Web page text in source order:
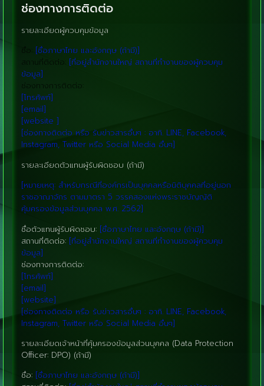
ช่องทางการติดต่อ
รายละเอียดผู้ควบคุมข้อมูล
ชื่อ: [ชื่อภาษาไทย และอังกฤษ (ถ้ามี)]
สถานที่ติดต่อ: [ที่อยู่สำนักงานใหญ่ สถานที่ทำงานของผู้ควบคุม
ข้อมูล]
ช่องทางการติดต่อ:
[โทรศัพท์]
[email]
[website ]
[ช่องทางติดต่อ หรือ รับข่าวสารอื่นๆ : อาทิ. LINE, Facebook,
Instagram, Twitter หรือ Social Media อื่นๆ]
รายละเอียดตัวแทนผู้รับผิดชอบ (ถ้ามี)
[หมายเหตุ: สำหรับกรณีที่องค์กรเป็นบุคคลหรือนิติบุคคลที่อยู่นอก
ราชอาณาจักร ตามมาตรา 5 วรรคสองแห่งพระราชบัญญัติ
คุ้มครองข้อมูลส่วนบุคคล พ.ศ. 2562]
ชื่อตัวแทนผู้รับผิดชอบ: [ชื่อภาษาไทย และอังกฤษ (ถ้ามี)]
สถานที่ติดต่อ: [ที่อยู่สำนักงานใหญ่ สถานที่ทำงานของผู้ควบคุม
ข้อมูล]
ช่องทางการติดต่อ:
[โทรศัพท์]
[email]
[website]
[ช่องทางติดต่อ หรือ รับข่าวสารอื่นๆ : อาทิ. LINE, Facebook,
Instagram, Twitter หรือ Social Media อื่นๆ]
รายละเอียดเจ้าหน้าที่คุ้มครองข้อมูลส่วนบุคคล (Data Protection
Officer: DPO) (ถ้ามี)
ชื่อ: [ชื่อภาษาไทย และอังกฤษ (ถ้ามี)]